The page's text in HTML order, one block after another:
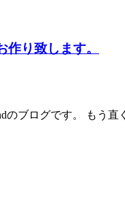
り致します。
のブログです。 もう